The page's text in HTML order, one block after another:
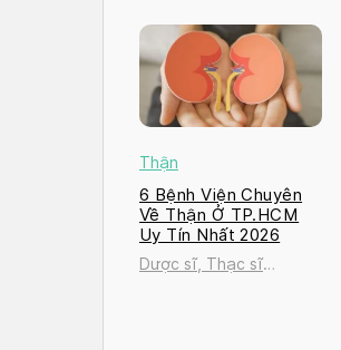
Thận
6 Bệnh Viện Chuyên
Về Thận Ở TP.HCM
Uy Tín Nhất 2026
Dược sĩ, Thạc sĩ